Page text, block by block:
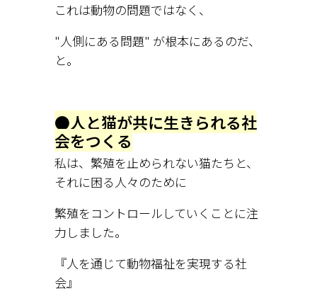
これは動物の問題ではなく、
"人側にある問題" が根本にあるのだ、
と。
●人と猫が共に生きられる社
会をつくる
私は、繁殖を止められない猫たちと、
それに困る人々のために
繁殖をコントロールしていくことに注
力しました。
『人を通じて動物福祉を実現する社
会』